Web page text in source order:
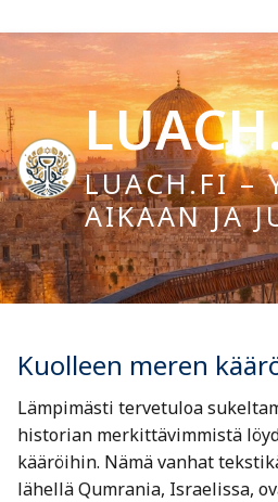
Hyppää
sisältöön
LUACH.FI –
AIKAAN JA
Hae:
Kuolleen meren
Lämpimästi tervetuloa
historian merkittävimmistä
kääröihin. Nämä vanhat
lähellä Qumrania, Israelissa,